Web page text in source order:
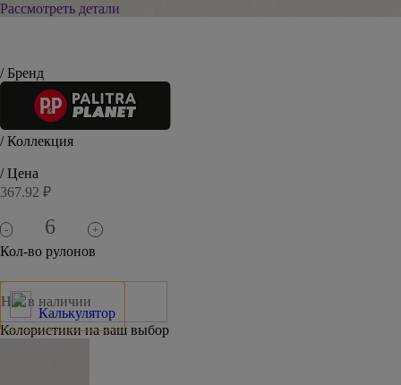
Рассмотреть детали
/ Бренд
/ Коллекция
/ Цена
367.92 ₽
- +
Кол-во рулонов
Калькулятор
Нет в наличии
Колористики на ваш выбор